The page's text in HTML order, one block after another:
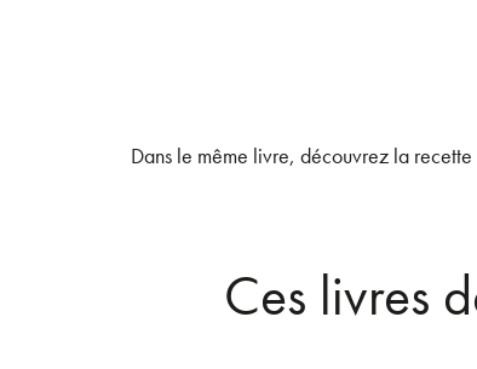
Dans le même livre, découvrez la
Ces livres